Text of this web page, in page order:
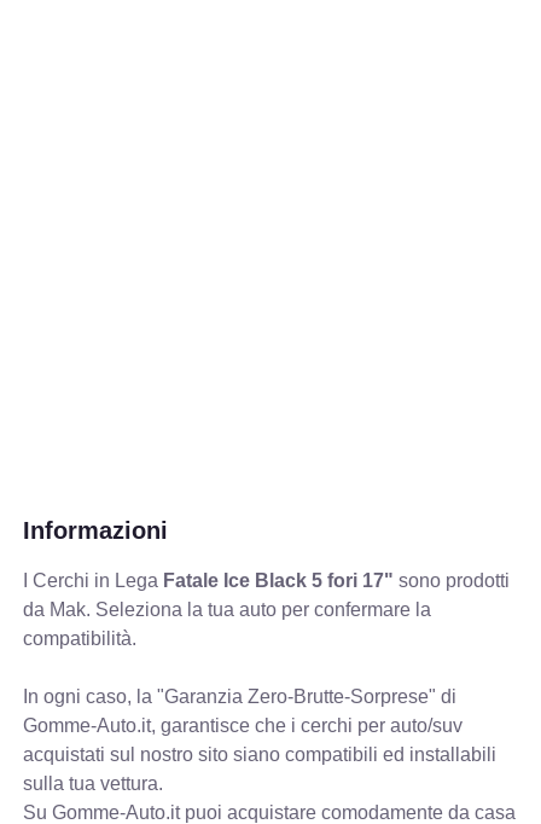
Informazioni
I Cerchi in Lega Fatale Ice Black 5 fori 17" sono prodotti
da Mak. Seleziona la tua auto per confermare la
compatibilità.
In ogni caso, la "Garanzia Zero-Brutte-Sorprese" di
Gomme-Auto.it, garantisce che i cerchi per auto/suv
acquistati sul nostro sito siano compatibili ed installabili
sulla tua vettura.
Su Gomme-Auto.it puoi acquistare comodamente da casa